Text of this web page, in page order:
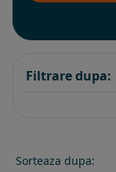
Filtrare dupa:
Sorteaza dupa: